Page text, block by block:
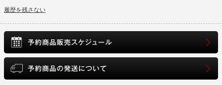
履歴を残さない